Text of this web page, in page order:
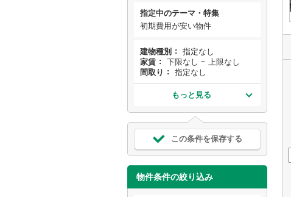
指定中のテーマ・特集
初期費用が安い物件
建物種別
指定なし
家賃
下限なし ~ 上限なし
間取り
指定なし
もっと見る
この条件を保存する
物件条件の絞り込み